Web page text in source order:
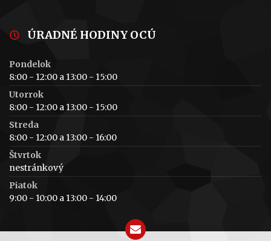
ÚRADNÉ HODINY OCÚ
Pondelok
8:00 - 12:00 a 13:00 - 15:00
Utorrok
8:00 - 12:00 a 13:00 - 15:00
Streda
8:00 - 12:00 a 13:00 - 16:00
Štvrtok
nestránkový
Piatok
9:00 - 10:00 a 13:00 - 14:00